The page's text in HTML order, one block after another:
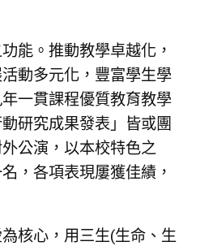
能。推動教學卓越化，
動多元化，豐富學生學
一貫課程優質教育教學
研究成果發表」皆或團
公演，以本校特色之
，各項表現屢獲佳績，
核心，用三生(生命、生